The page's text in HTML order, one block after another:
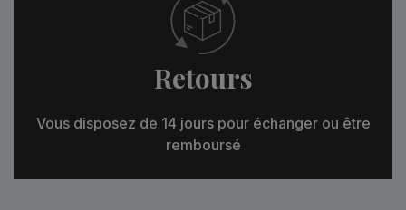
Retours
Vous disposez de 14 jours pour échanger ou être
remboursé